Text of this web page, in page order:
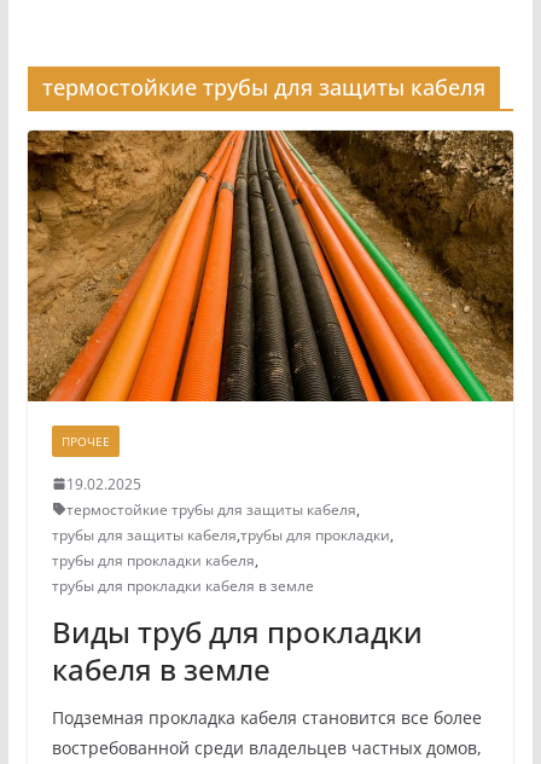
термостойкие трубы для защиты кабеля
ПРОЧЕЕ
19.02.2025
термостойкие трубы для защиты кабеля,
трубы для защиты кабеля,трубы для прокладки,
трубы для прокладки кабеля,
трубы для прокладки кабеля в земле
Виды труб для прокладки
кабеля в земле
Подземная прокладка кабеля становится все более
востребованной среди владельцев частных домов,